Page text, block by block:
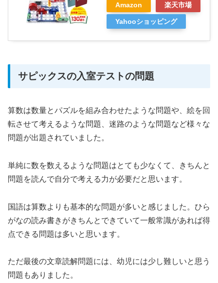
Amazon 楽天市場
Yahooショッピング
サピックスの入室テストの問題
算数は数量とパズルを組み合わせたような問題や、絵を回
転させて考えるような問題、迷路のような問題など様々な
問題が出題されていました。
単純に数を数えるような問題はとても少なくて、きちんと
問題を読んで自分で考える力が必要だと思います。
国語は算数よりも基本的な問題が多いと感じました。ひら
がなの読み書きがきちんとできていて一般常識があれば得
点できる問題は多いと思います。
ただ最後の文章読解問題には、幼児には少し難しいと思う
問題もありました。